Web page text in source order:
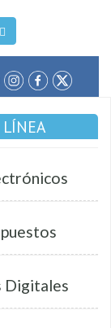
LÍNEA
Digitales